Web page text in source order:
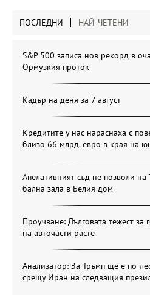
ПОСЛЕДНИ НАЙ-ЧЕТЕНИ
S&P 500 записа нов рекорд в
Ормузкия проток
Кадър на деня за 7 август
Кредитите у нас нараснаха с
близо 66 млрд. евро в края на
Апелативният съд не позволи
бална зала в Белия дом
Проучване: Дълговата тежест за
на авточасти расте
Анализатор: За Тръмп ще е по-
срещу Иран на следващия